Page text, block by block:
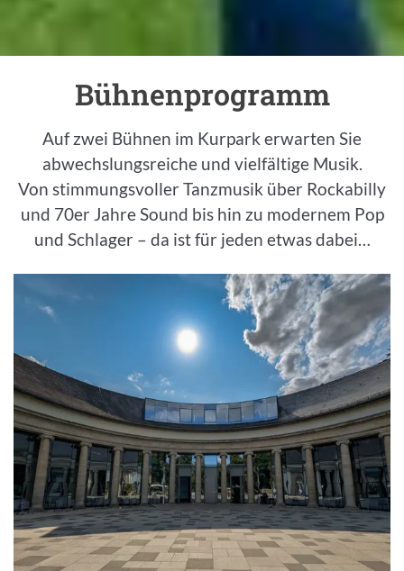
Einleitung
Bühnenprogramm
Auf zwei Bühnen im Kurpark erwarten Sie
abwechslungsreiche und vielfältige Musik.
Von stimmungsvoller Tanzmusik über Rockabilly
und 70er Jahre Sound bis hin zu modernem Pop
und Schlager – da ist für jeden etwas dabei…